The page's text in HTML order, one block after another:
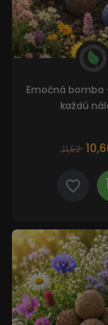
Emočná bomba
každú
11,52